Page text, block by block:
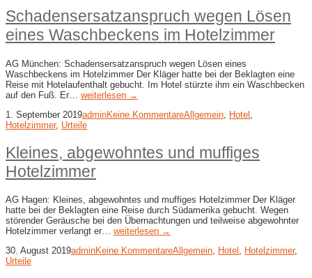
Schadensersatzanspruch wegen Lösen
eines Waschbeckens im Hotelzimmer
AG München: Schadensersatzanspruch wegen Lösen eines
Waschbeckens im Hotelzimmer Der Kläger hatte bei der Beklagten eine
Reise mit Hotelaufenthalt gebucht. Im Hotel stürzte ihm ein Waschbecken
auf den Fuß. Er… weiterlesen →
1. September 2019adminKeine KommentareAllgemein Hotel
Hotelzimmer, Urteile
Kleines, abgewohntes und muffiges
Hotelzimmer
AG Hagen: Kleines, abgewohntes und muffiges Hotelzimmer Der Kläger
hatte bei der Beklagten eine Reise durch Südamerika gebucht. Wegen
störender Geräusche bei den Übernachtungen und teilweise abgewohnter
Hotelzimmer verlangt er… weiterlesen →
30. August 2019adminKeine KommentareAllgemein Hotel Hotelzimmer,
Urteile